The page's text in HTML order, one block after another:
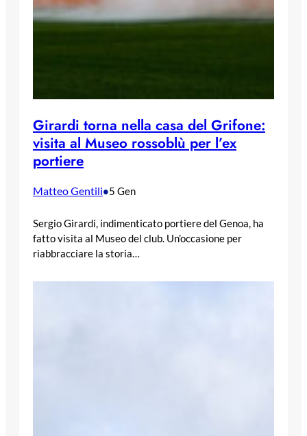
Girardi torna nella casa del Grifone:
visita al Museo rossoblù per l’ex
portiere
Matteo Gentili•5 Gen
Sergio Girardi, indimenticato portiere del Genoa, ha
fatto visita al Museo del club. Un’occasione per
riabbracciare la storia…